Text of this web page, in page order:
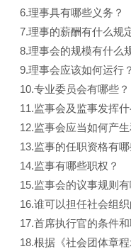
6.理事具有哪些义务？
7.理事的薪酬有什么规
8.理事会的规模有什么
9.理事会应该如何运行？
10.专业委员会有哪些？
11.监事会及监事发挥什
12.监事会应当如何产生
13.监事的任职资格有哪
14.监事有哪些职权？
15.监事会的议事规则有
16.谁可以担任社会组
17.首席执行官的条件
18.根据《社会团体章